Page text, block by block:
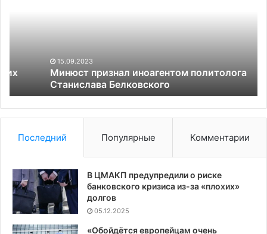
15.09.2023
Минюст признал иноагентом политолога
Станислава Белковского
ЕС
Последний Популярные Комментарии
В ЦМАКП предупредили о риске
банковского кризиса из-за «плохих»
долгов
05.12.2025
«Обойдётся европейцам очень